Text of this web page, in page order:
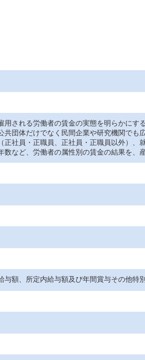
される労働者の賃金の実態を明らかにす
共団体だけでなく民間企業や研究機関でも
社員・正職員、正社員・正職員以外）、
数など、労働者の属性別の賃金の結果を、
与額、所定内給与額及び年間賞与その他特